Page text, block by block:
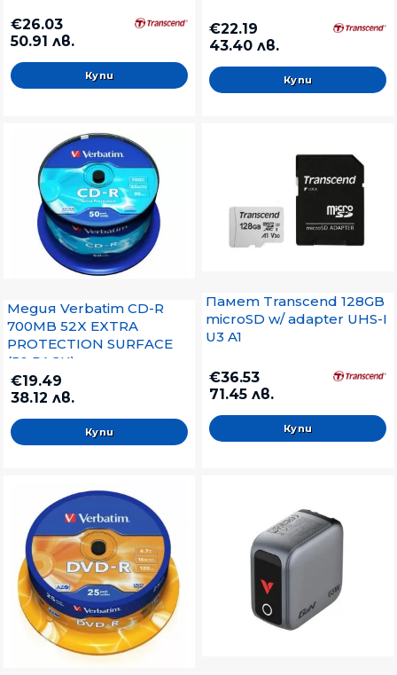
€26.03
50.91 лв.
€22.19
43.40 лв.
Медия Verbatim CD-R
700MB 52X EXTRA
PROTECTION SURFACE
(50 PACK)
€19.49
38.12 лв.
Памет Transcend 128GB
microSD w/ adapter UHS-I
U3 A1
€36.53
71.45 лв.